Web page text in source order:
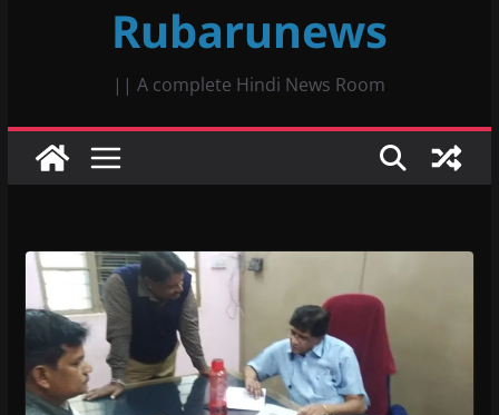
Rubarunews
|| A complete Hindi News Room